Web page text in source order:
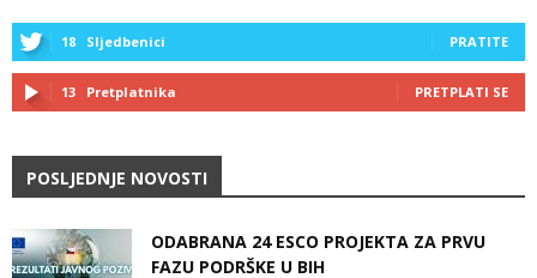
18 Sljedbenici PRATITE
13 Pretplatnika PRETPLATI SE
POSLJEDNJE NOVOSTI
ODABRANA 24 ESCO PROJEKTA ZA PRVU
FAZU PODRŠKE U BIH